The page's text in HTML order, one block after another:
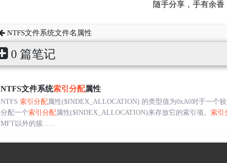
随手分享，手有余香
NTFS文件系统文件名属性
0 篇笔记
NTFS文件系统索引分配属性
NTFS 索引分配属性($INDEX_ALLOCATION) 的类型值为0xA0对于一个
分配一个索引分配属性($INDEX_ALLOCATION)来存放它的索引项。 索引
MFT以外的簇......